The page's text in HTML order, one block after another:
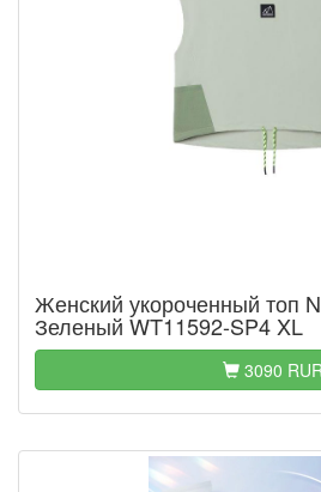
Женский укороченный топ
Зеленый WT11592-SP4 XL
3090